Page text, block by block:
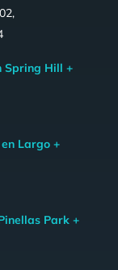
Spring Hill +
Largo +
Park +